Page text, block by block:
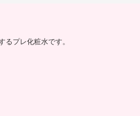
プレ化粧水です。